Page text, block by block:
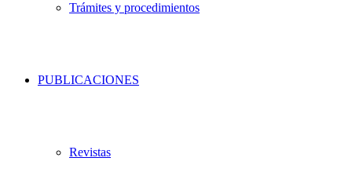
Trámites y procedimientos
PUBLICACIONES
Revistas